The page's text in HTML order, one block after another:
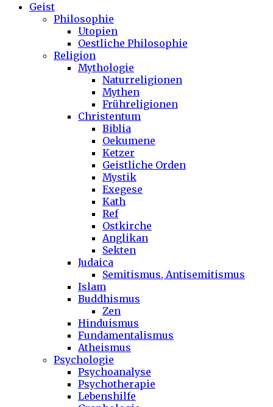
Geist
Philosophie
Utopien
Oestliche Philosophie
Religion
Mythologie
Naturreligionen
Mythen
Frühreligionen
Christentum
Biblia
Oekumene
Ketzer
Geistliche Orden
Mystik
Exegese
Kath
Ref
Ostkirche
Anglikan
Sekten
Judaica
Semitismus, Antisemitismus
Islam
Buddhismus
Zen
Hinduismus
Fundamentalismus
Atheismus
Psychologie
Psychoanalyse
Psychotherapie
Lebenshilfe